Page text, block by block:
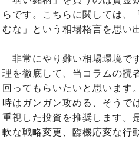
らです。こちらに関しては、
むな」という相場格言を思い
非常にやり難い相場環境で
理を徹底して、当コラムの読
回ってもらいたいと思います
時はガンガン攻める、そうで
重視した投資を推奨します。
軟な戦略変更、臨機応変な行